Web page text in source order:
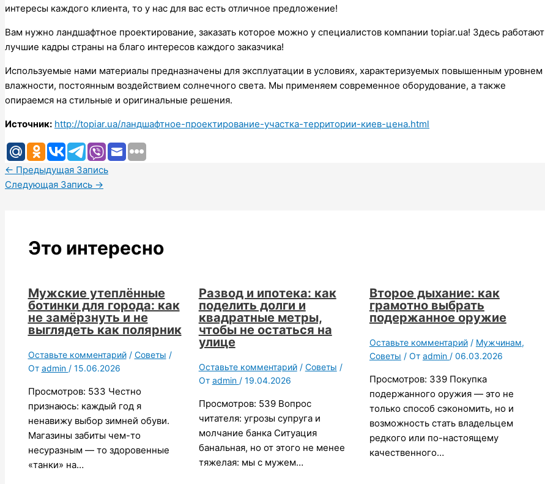
интересы каждого клиента, то у нас для вас есть отличное предложение!
Вам нужно ландшафтное проектирование, заказать которое можно у специалистов компании topiar.ua! Здесь работают
лучшие кадры страны на благо интересов каждого заказчика!
Используемые нами материалы предназначены для эксплуатации в условиях, характеризуемых повышенным уровнем
влажности, постоянным воздействием солнечного света. Мы применяем современное оборудование, а также
опираемся на стильные и оригинальные решения.
Источник: http://topiar.ua/ландшафтное-проектирование-участка-территории-киев-цена.html
← Предыдущая Запись
Следующая Запись →
Это интересно
Мужские утеплённые
ботинки для города: как
не замёрзнуть и не
выглядеть как полярник
Оставьте комментарий / Советы /
От admin / 15.06.2026
Просмотров: 533 Честно
признаюсь: каждый год я
ненавижу выбор зимней обуви.
Магазины забиты чем-то
несуразным — то здоровенные
«танки» на…
Развод и ипотека: как
поделить долги и
квадратные метры,
чтобы не остаться на
улице
Оставьте комментарий / Советы /
От admin / 19.04.2026
Просмотров: 539 Вопрос
читателя: угрозы супруга и
молчание банка Ситуация
банальная, но от этого не менее
тяжелая: мы с мужем…
Второе дыхание: как
грамотно выбрать
подержанное оружие
Оставьте комментарий / Мужчинам,
Советы / От admin / 06.03.2026
Просмотров: 339 Покупка
подержанного оружия — это не
только способ сэкономить, но и
возможность стать владельцем
редкого или по-настоящему
качественного…